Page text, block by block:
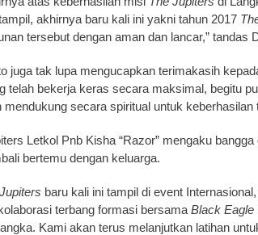
akhirnya baru kali ini yakni tahun 2017
tersebut dengan aman dan lancar,” tandas
juga tak lupa mengucapkan terimakasih
telah bekerja keras secara maksimal, begitu
mendukung secara spiritual untuk keberhasilan
Letkol Pnb Kisha “Razor” mengaku
bertemu dengan keluarga.
baru kali ini tampil di event
terbang formasi bersama Black Eagle
Kami akan terus melanjutkan latihan